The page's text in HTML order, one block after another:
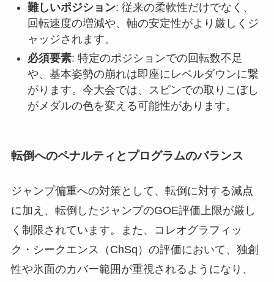
難しいポジション: 従来の柔軟性だけでなく、
回転速度の増減や、軸の安定性がより厳しくジ
ャッジされます。
必須要素: 特定のポジションでの回転数不足
や、基本姿勢の崩れは即座にレベルダウンに繋
がります。今大会では、スピンでの取りこぼし
がメダルの色を変える可能性があります。
転倒へのペナルティとプログラムのバランス
ジャンプ偏重への対策として、転倒に対する減点
に加え、転倒したジャンプのGOE評価上限が厳し
く制限されています。また、コレオグラフィッ
ク・シークエンス（ChSq）の評価において、独創
性や氷面のカバー範囲が重視されるようになり、